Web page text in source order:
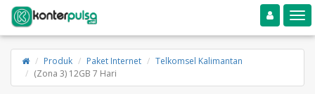
Toggle navigation
Produk Paket Internet
Telkomsel Kalimantan
(Zona 3) 12GB 7 Hari